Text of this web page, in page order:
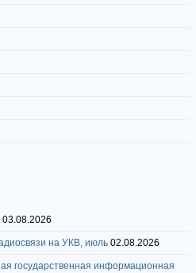
03.08.2026
на УКВ, июль 02.08.2026
государственная информационная